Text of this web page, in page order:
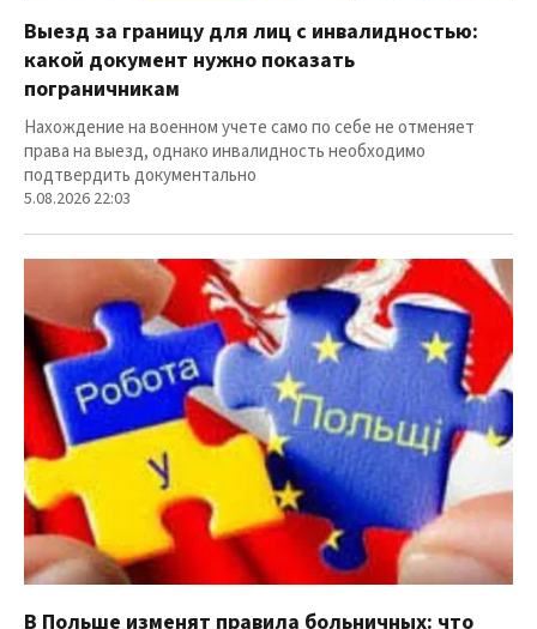
Выезд за границу для лиц с инвалидностью:
какой документ нужно показать
пограничникам
Нахождение на военном учете само по себе не отменяет
права на выезд, однако инвалидность необходимо
подтвердить документально
5.08.2026 22:03
В Польше изменят правила больничных: что